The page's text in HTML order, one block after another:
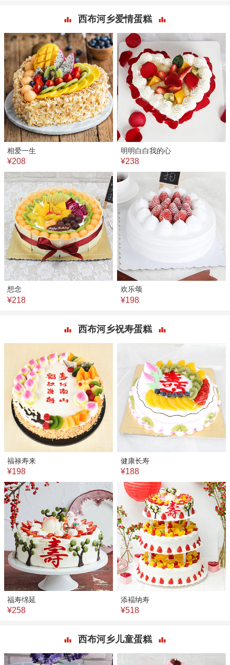
西布河乡爱情蛋糕
相爱一生
¥208
明明白白我的心
¥238
想念
¥218
欢乐颂
¥198
西布河乡祝寿蛋糕
福禄寿来
¥198
健康长寿
¥188
福寿绵延
¥258
添褔纳寿
¥518
西布河乡儿童蛋糕